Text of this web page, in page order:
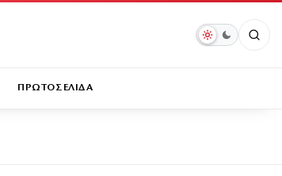
ΠΡΩΤΟΣΕΛΙΔΑ